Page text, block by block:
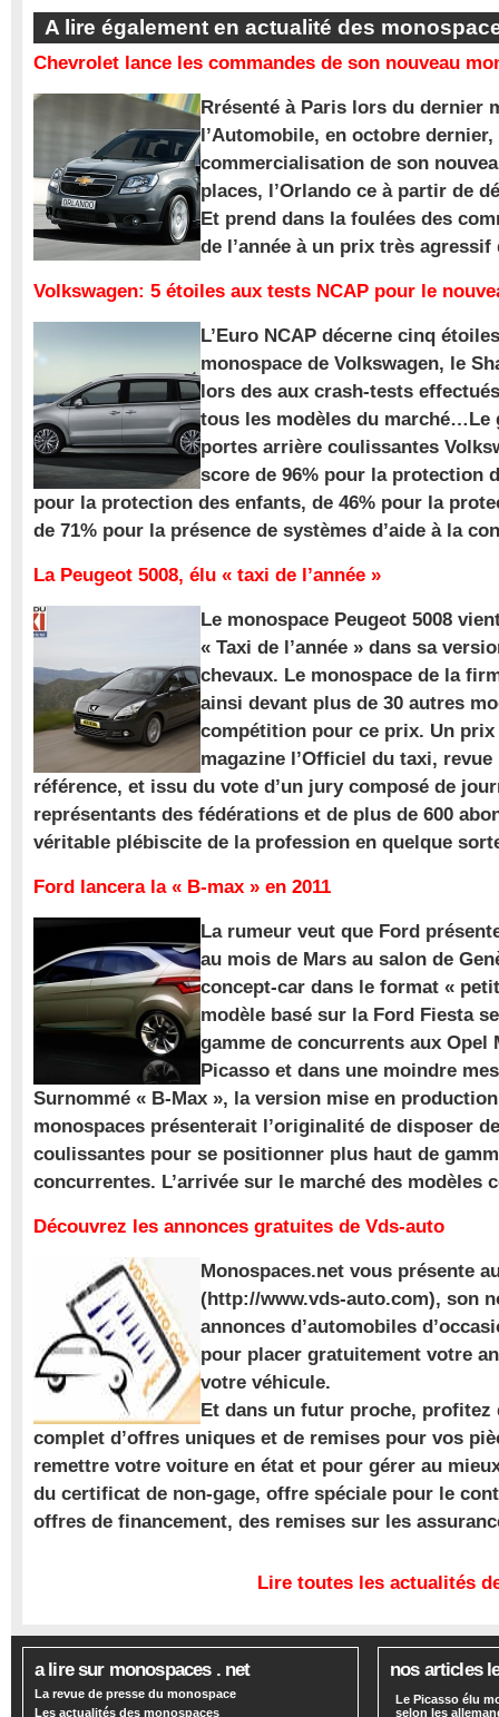
A lire également en actualité des
Chevrolet lance les commandes de son nouveau
Rrésenté à Paris lors du dernier
l’Automobile, en octobre
commercialisation de son
places, l’Orlando ce à partir de
Et prend dans la foulées des
de l’année à un prix très agressif
Volkswagen: 5 étoiles aux tests NCAP pour le
L’Euro NCAP décerne cinq
monospace de Volkswagen, le
lors des aux crash-tests
tous les modèles du marché…Le
portes arrière coulissantes
score de 96% pour la protection
pour la protection des enfants, de 46% pour la
de 71% pour la présence de systèmes d’aide à la
La Peugeot 5008, élu « taxi de l’année »
Le monospace Peugeot 5008
« Taxi de l’année » dans sa
chevaux. Le monospace de la
ainsi devant plus de 30 autres
compétition pour ce prix. Un
magazine l’Officiel du taxi,
référence, et issu du vote d’un jury composé de
représentants des fédérations et de plus de 600
véritable plébiscite de la profession en quelque
Ford lancera la « B-max » en 2011
La rumeur veut que Ford
au mois de Mars au salon de
concept-car dans le format «
modèle basé sur la Ford Fiesta
gamme de concurrents aux Opel
Picasso et dans une moindre
Surnommé « B-Max », la version mise en
monospaces présenterait l’originalité de disposer
coulissantes pour se positionner plus haut de
concurrentes. L’arrivée sur le marché des modèles
Découvrez les annonces gratuites de Vds-auto
Monospaces.net vous présente
(http://www.vds-auto.com), son
annonces d’automobiles
pour placer gratuitement votre
votre véhicule.
Et dans un futur proche, profitez
complet d’offres uniques et de remises pour vos
remettre votre voiture en état et pour gérer au
du certificat de non-gage, offre spéciale pour le
offres de financement, des remises sur les
Lire toutes les actualités
a lire sur monospaces . net
La revue de presse du monospace
Les actualités des monospaces
nos articles
Le Picasso élu
selon les